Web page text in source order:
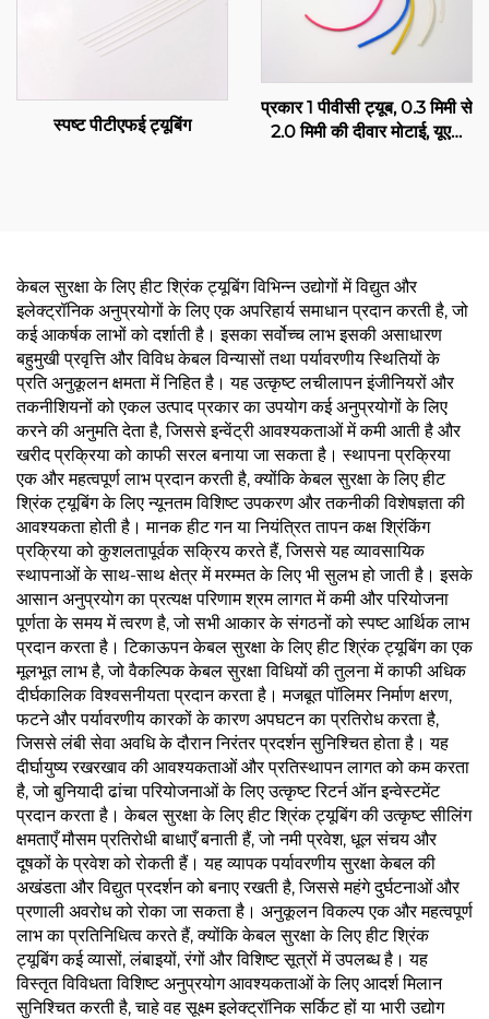
स्पष्ट पीटीएफई ट्यूबिंग
प्रकार 1 पीवीसी ट्यूब, 0.3 मिमी से
2.0 मिमी की दीवार मोटाई, यूएल
केबल सुरक्षा के लिए हीट श्रिंक ट्यूबिंग विभिन्न उद्योगों में विद्युत और
इलेक्ट्रॉनिक अनुप्रयोगों के लिए एक अपरिहार्य समाधान प्रदान करती है, जो
कई आकर्षक लाभों को दर्शाती है। इसका सर्वोच्च लाभ इसकी असाधारण
बहुमुखी प्रवृत्ति और विविध केबल विन्यासों तथा पर्यावरणीय स्थितियों के
प्रति अनुकूलन क्षमता में निहित है। यह उत्कृष्ट लचीलापन इंजीनियरों और
तकनीशियनों को एकल उत्पाद प्रकार का उपयोग कई अनुप्रयोगों के लिए
करने की अनुमति देता है, जिससे इन्वेंट्री आवश्यकताओं में कमी आती है और
खरीद प्रक्रिया को काफी सरल बनाया जा सकता है। स्थापना प्रक्रिया
एक और महत्वपूर्ण लाभ प्रदान करती है, क्योंकि केबल सुरक्षा के लिए हीट
श्रिंक ट्यूबिंग के लिए न्यूनतम विशिष्ट उपकरण और तकनीकी विशेषज्ञता की
आवश्यकता होती है। मानक हीट गन या नियंत्रित तापन कक्ष श्रिंकिंग
प्रक्रिया को कुशलतापूर्वक सक्रिय करते हैं, जिससे यह व्यावसायिक
स्थापनाओं के साथ-साथ क्षेत्र में मरम्मत के लिए भी सुलभ हो जाती है। इसके
आसान अनुप्रयोग का प्रत्यक्ष परिणाम श्रम लागत में कमी और परियोजना
पूर्णता के समय में त्वरण है, जो सभी आकार के संगठनों को स्पष्ट आर्थिक लाभ
प्रदान करता है। टिकाऊपन केबल सुरक्षा के लिए हीट श्रिंक ट्यूबिंग का एक
मूलभूत लाभ है, जो वैकल्पिक केबल सुरक्षा विधियों की तुलना में काफी अधिक
दीर्घकालिक विश्वसनीयता प्रदान करता है। मजबूत पॉलिमर निर्माण क्षरण,
फटने और पर्यावरणीय कारकों के कारण अपघटन का प्रतिरोध करता है,
जिससे लंबी सेवा अवधि के दौरान निरंतर प्रदर्शन सुनिश्चित होता है। यह
दीर्घायुष्य रखरखाव की आवश्यकताओं और प्रतिस्थापन लागत को कम करता
है, जो बुनियादी ढांचा परियोजनाओं के लिए उत्कृष्ट रिटर्न ऑन इन्वेस्टमेंट
प्रदान करता है। केबल सुरक्षा के लिए हीट श्रिंक ट्यूबिंग की उत्कृष्ट सीलिंग
क्षमताएँ मौसम प्रतिरोधी बाधाएँ बनाती हैं, जो नमी प्रवेश, धूल संचय और
दूषकों के प्रवेश को रोकती हैं। यह व्यापक पर्यावरणीय सुरक्षा केबल की
अखंडता और विद्युत प्रदर्शन को बनाए रखती है, जिससे महंगे दुर्घटनाओं और
प्रणाली अवरोध को रोका जा सकता है। अनुकूलन विकल्प एक और महत्वपूर्ण
लाभ का प्रतिनिधित्व करते हैं, क्योंकि केबल सुरक्षा के लिए हीट श्रिंक
ट्यूबिंग कई व्यासों, लंबाइयों, रंगों और विशिष्ट सूत्रों में उपलब्ध है। यह
विस्तृत विविधता विशिष्ट अनुप्रयोग आवश्यकताओं के लिए आदर्श मिलान
सुनिश्चित करती है, चाहे वह सूक्ष्म इलेक्ट्रॉनिक सर्किट हों या भारी उद्योग